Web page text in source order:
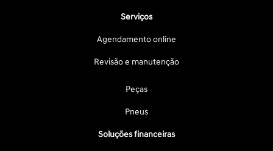
Serviços
Agendamento online
Revisão e manutenção
Peças
Pneus
Soluções financeiras